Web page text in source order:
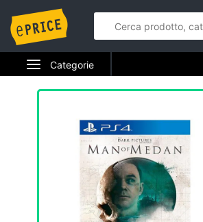
Categorie
Elettrodomestici
Informatica
Telefonia
Tv e Home Cinema
Smart home